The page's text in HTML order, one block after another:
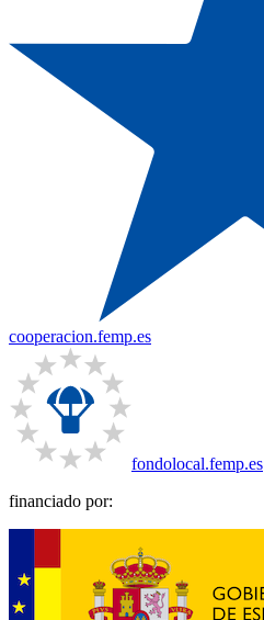
cooperacion.femp.es
fondolocal.femp.es
financiado por: